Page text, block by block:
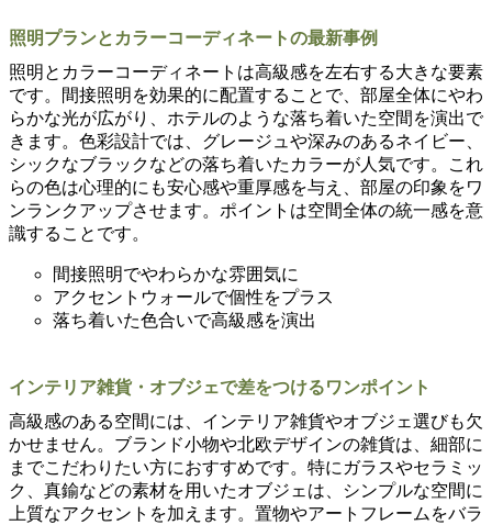
照明プランとカラーコーディネートの最新事例
照明とカラーコーディネートは高級感を左右する大きな要素
です。間接照明を効果的に配置することで、部屋全体にやわ
らかな光が広がり、ホテルのような落ち着いた空間を演出で
きます。色彩設計では、グレージュや深みのあるネイビー、
シックなブラックなどの落ち着いたカラーが人気です。これ
らの色は心理的にも安心感や重厚感を与え、部屋の印象をワ
ンランクアップさせます。ポイントは空間全体の統一感を意
識することです。
間接照明でやわらかな雰囲気に
アクセントウォールで個性をプラス
落ち着いた色合いで高級感を演出
インテリア雑貨・オブジェで差をつけるワンポイント
高級感のある空間には、インテリア雑貨やオブジェ選びも欠
かせません。ブランド小物や北欧デザインの雑貨は、細部に
までこだわりたい方におすすめです。特にガラスやセラミッ
ク、真鍮などの素材を用いたオブジェは、シンプルな空間に
上質なアクセントを加えます。置物やアートフレームをバラ